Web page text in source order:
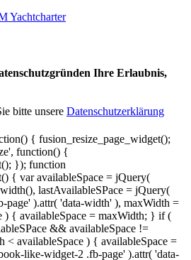
Ihre Erlaubnis,
bitte unsere Datenschutzerklärung
{ fusion_resize_page_widget();
function() {
}); function
{ var availableSpace = jQuery(
lastAvailableSPace = jQuery(
page' ).attr( 'data-width' ), maxWidth =
) { availableSpace = maxWidth; } if (
&& availableSpace !=
availableSpace ) { availableSpace =
like-widget-2 .fb-page' ).attr( 'data-